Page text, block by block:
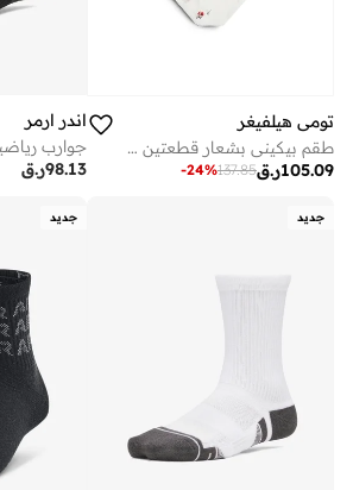
تومي هيلفيغر
طقم بيكيني بشعار قطعتين للأطفال
ر.ق105.09
137.85
-24%
اندر ارمر
ر.ق98.13
جديد جديد